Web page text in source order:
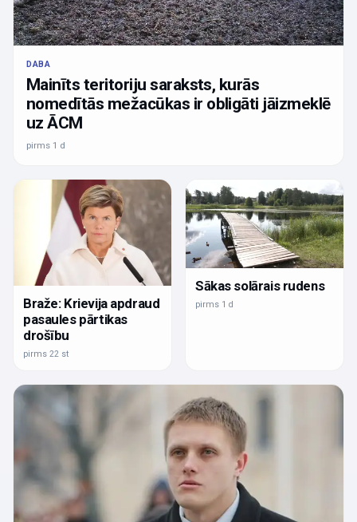
DABA
Mainīts teritoriju saraksts, kurās
nomedītās mežacūkas ir obligāti jāizmeklē
uz ĀCM
pirms 1 d
Braže: Krievija apdraud
pasaules pārtikas
drošību
pirms 22 st
Sākas solārais rudens
pirms 1 d